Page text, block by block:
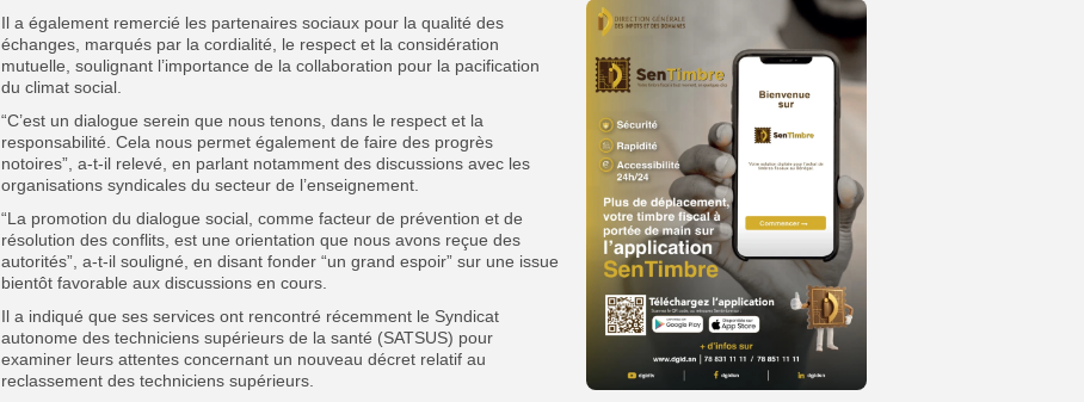
Il a également remercié les partenaires sociaux pour la qualité des
échanges, marqués par la cordialité, le respect et la considération
mutuelle, soulignant l’importance de la collaboration pour la pacification
du climat social.
“C’est un dialogue serein que nous tenons, dans le respect et la
responsabilité. Cela nous permet également de faire des progrès
notoires”, a-t-il relevé, en parlant notamment des discussions avec les
organisations syndicales du secteur de l’enseignement.
“La promotion du dialogue social, comme facteur de prévention et de
résolution des conflits, est une orientation que nous avons reçue des
autorités”, a-t-il souligné, en disant fonder “un grand espoir” sur une issue
bientôt favorable aux discussions en cours.
Il a indiqué que ses services ont rencontré récemment le Syndicat
autonome des techniciens supérieurs de la santé (SATSUS) pour
examiner leurs attentes concernant un nouveau décret relatif au
reclassement des techniciens supérieurs.